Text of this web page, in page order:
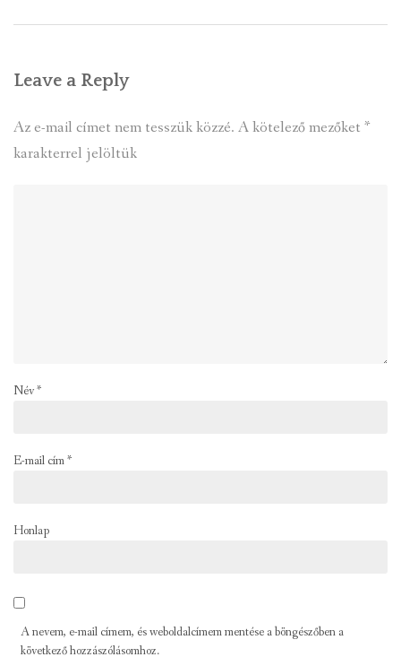
Leave a Reply
Az e-mail címet nem tesszük közzé. A kötelező mezőket *
karakterrel jelöltük
Név*
E-mail cím*
Honlap
A nevem, e-mail címem, és weboldalcímem mentése a böngészőben a
következő hozzászólásomhoz.